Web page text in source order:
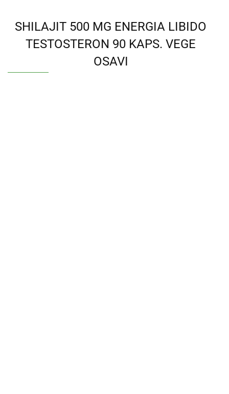
SHILAJIT 500 MG ENERGIA LIBIDO
TESTOSTERON 90 KAPS. VEGE
OSAVI